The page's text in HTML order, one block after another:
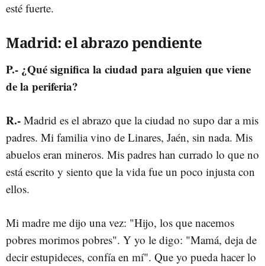
esté fuerte.
Madrid: el abrazo pendiente
P.- ¿Qué significa la ciudad para alguien que viene
de la periferia?
R.- Madrid es el abrazo que la ciudad no supo dar a mis
padres. Mi familia vino de Linares, Jaén, sin nada. Mis
abuelos eran mineros. Mis padres han currado lo que no
está escrito y siento que la vida fue un poco injusta con
ellos.
Mi madre me dijo una vez: "Hijo, los que nacemos
pobres morimos pobres". Y yo le digo: "Mamá, deja de
decir estupideces, confía en mí". Que yo pueda hacer lo